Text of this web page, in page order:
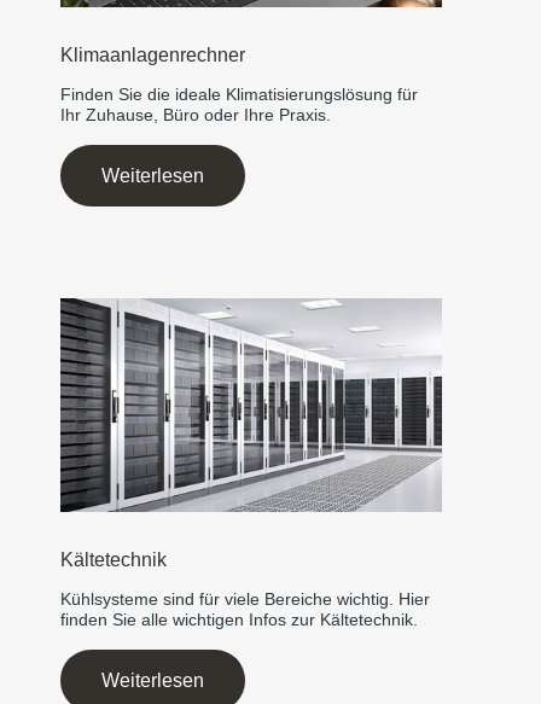
Klimaanlagenrechner
Finden Sie die ideale Klimatisierungslösung für
Ihr Zuhause, Büro oder Ihre Praxis.
Weiterlesen
Kältetechnik
Kühlsysteme sind für viele Bereiche wichtig. Hier
finden Sie alle wichtigen Infos zur Kältetechnik.
Weiterlesen